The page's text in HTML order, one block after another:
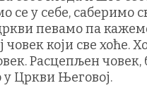
се у себе, саберимо
певамо па
човек који све хоће.
Расцепљен човек,
у Цркви Његовој.